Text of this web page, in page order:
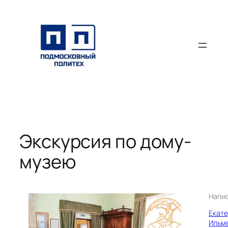
содержимому
Экскурсия по дому-
музею